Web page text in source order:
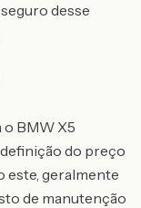
desse
BMW X5
do preço
este, geralmente
de manutenção